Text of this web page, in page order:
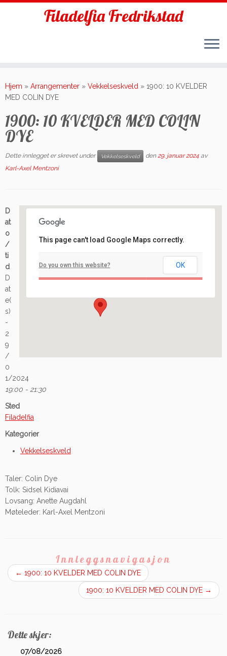
to
content
Filadelfia Fredrikstad
Hjem » Arrangementer » Vekkelseskveld » 1900: 10 KVELDER
MED COLIN DYE
1900: 10 KVELDER MED COLIN
DYE
Dette innlegget er skrevet under Vekkelseskveld den29. januar 2024 av
Karl-Axel Mentzoni
Arrangement
This page can't load Google Maps correctly.
Do you own this website? OK
D
at
o
/
ti
d
D
at
e(
s)
-
2
9
/
0
1/2024
19:00 - 21:30
Sted
Filadelfia
Kategorier
Vekkelseskveld
Taler: Colin Dye
Tolk: Sidsel Kidiavai
Lovsang: Anette Augdahl
Møteleder: Karl-Axel Mentzoni
Innleggsnavigasjon
← 1900: 10 KVELDER MED COLIN DYE
1900: 10 KVELDER MED COLIN DYE →
Dette skjer:
07/08/2026